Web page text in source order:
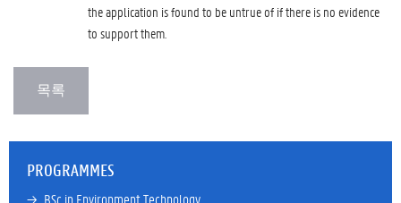
the application is found to be untrue of if there is no evidence
to support them.
PROGRAMMES
→ BSc in Environment Technology